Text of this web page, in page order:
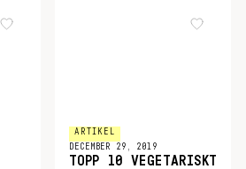
ARTIKEL
DECEMBER 29, 2019
TOPP 10 VEGETARISKT